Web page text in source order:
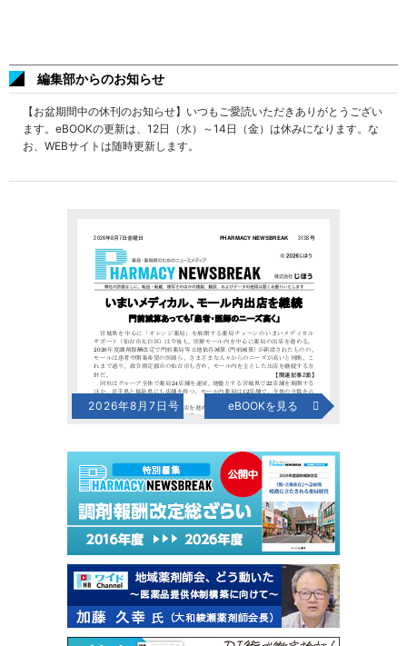
編集部からのお知らせ
【お盆期間中の休刊のお知らせ】いつもご愛読いただきありがとうござい
ます。eBOOKの更新は、12日（水）～14日（金）は休みになります。な
お、WEBサイトは随時更新します。
2026年8月7日号 eBOOKを見る